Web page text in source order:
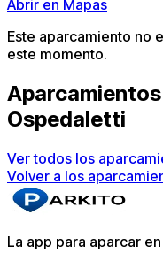
Abrir en Mapas
Este aparcamiento no
este momento.
Ospedaletti
Ver todos los
Volver a los
La app para aparcar